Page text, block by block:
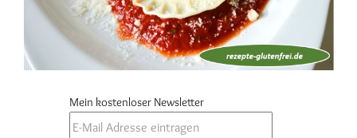
Mein kostenloser Newsletter